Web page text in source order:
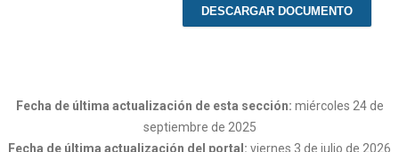
DESCARGAR DOCUMENTO
Fecha de última actualización de esta sección: miércoles 24 de
septiembre de 2025
Fecha de última actualización del portal: viernes 3 de julio de 2026